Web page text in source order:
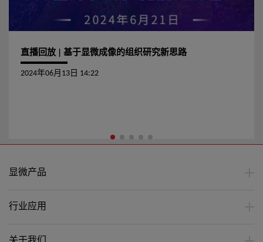
直播回放 | 基于显微成像的组织研究新思路
2024年06月13日 14:22
显微产品
行业应用